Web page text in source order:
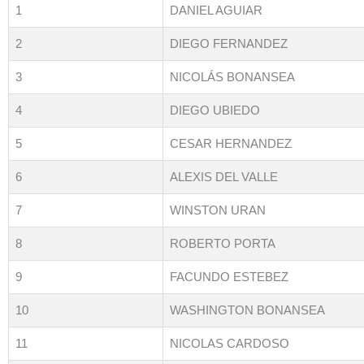
1 DANIEL AGUIAR
2 DIEGO FERNANDEZ
3 NICOLÁS BONANSEA
4 DIEGO UBIEDO
5 CESAR HERNANDEZ
6 ALEXIS DEL VALLE
7 WINSTON URAN
8 ROBERTO PORTA
9 FACUNDO ESTEBEZ
10 WASHINGTON BONANSEA
11 NICOLAS CARDOSO